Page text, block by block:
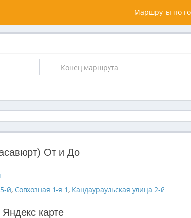
Маршруты по
От и До
й, Совхозная 1-я 1, Кандаураульская улица 2-й
карте